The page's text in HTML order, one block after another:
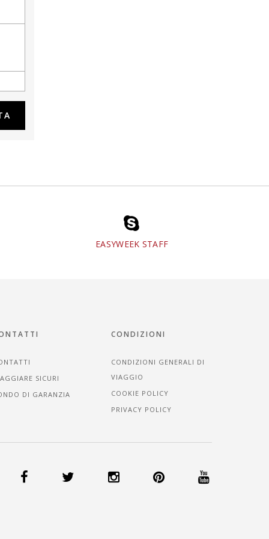
EASYWEEK STAFF
SICURI
DI GARANZIA
CONDIZIONI
CONDIZIONI GENERALI DI
VIAGGIO
COOKIE POLICY
PRIVACY POLICY